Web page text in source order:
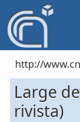
http://
Large
rivista)